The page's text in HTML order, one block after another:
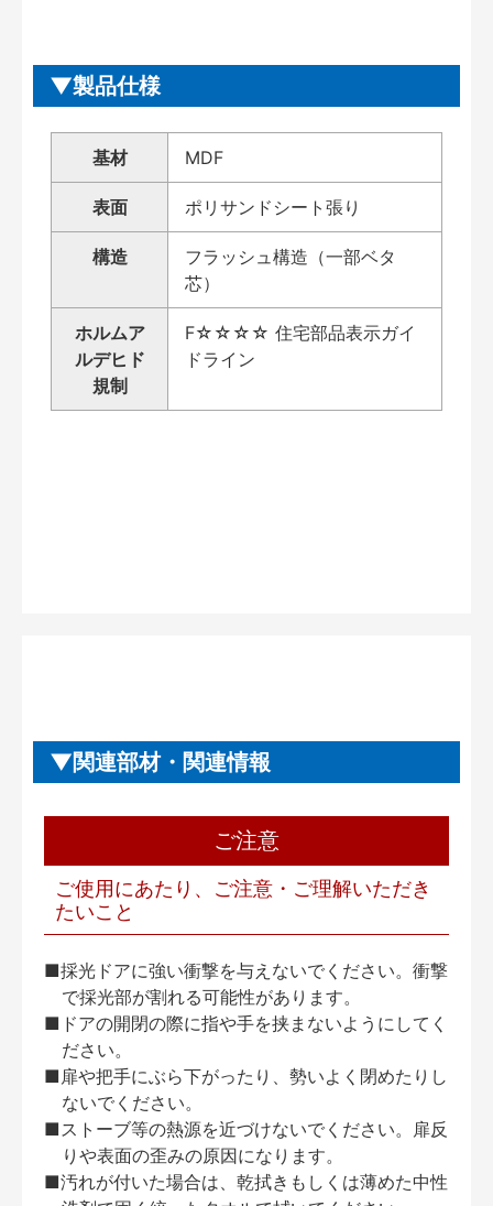
製品仕様
基材 MDF
表面 ポリサンドシート張り
構造
フラッシュ構造（一部ベタ
芯）
ホルムア
ルデヒド
規制
F☆☆☆☆ 住宅部品表示ガイ
ドライン
関連部材・関連情報
ご注意
ご使用にあたり、ご注意・ご理解いただき
たいこと
■採光ドアに強い衝撃を与えないでください。衝撃
で採光部が割れる可能性があります。
■ドアの開閉の際に指や手を挟まないようにしてく
ださい。
■扉や把手にぶら下がったり、勢いよく閉めたりし
ないでください。
■ストーブ等の熱源を近づけないでください。扉反
りや表面の歪みの原因になります。
■汚れが付いた場合は、乾拭きもしくは薄めた中性